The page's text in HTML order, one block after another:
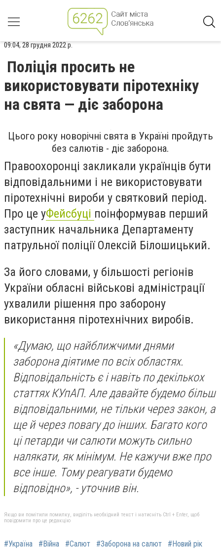
09:04, 28 грудня 2022 р.
Поліція просить не
використовувати піротехніку
на свята — діє заборона
Цього року новорічні свята в Україні пройдуть
без салютів - діє заборона.
Правоохоронці закликали українців бути
відповідальними і не використовувати
піротехнічні вироби у святковий період.
Про це уФейсбуці поінформував перший
заступник начальника Департаменту
патрульної поліції Олексій Білошицький.
За його словами, у більшості регіонів
України обласні військові адміністрації
ухвалили рішення про заборону
використання піротехнічних виробів.
«Думаю, що найближчими днями
заборона діятиме по всіх областях.
Відповідальність є і навіть по декількох
статтях КУпАП. Але давайте будемо більш
відповідальними, не тільки через закон, а
ще й через повагу до інших. Багато кого
ці петарди чи салюти можуть сильно
налякати, як мінімум. Не кажучи вже про
все інше. Тому реагувати будемо
відповідно», - уточнив він.
Якщо ви помітили помилку, виділіть необхідний текст і натисніть Ctrl + Enter, щоб
повідомити про це редакцію
#Україна #Війна #Салют #Заборона на салют #Новий рік